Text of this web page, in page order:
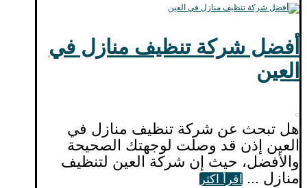
أفضل شركة تنظيف منازل في
العين
هل تبحث عن شركة تنظيف منازل في
العين إذن قد وصلت لوجهتك الصحيحة
والأفضل، حيث إن شركة العين لتنظيف
منازل ...
اقرأ اكثر